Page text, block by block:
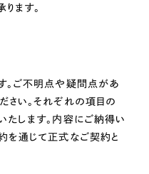
ます。
。ご不明点や疑問点があ
さい。それぞれの項目の
たします。内容にご納得い
を通じて正式なご契約と